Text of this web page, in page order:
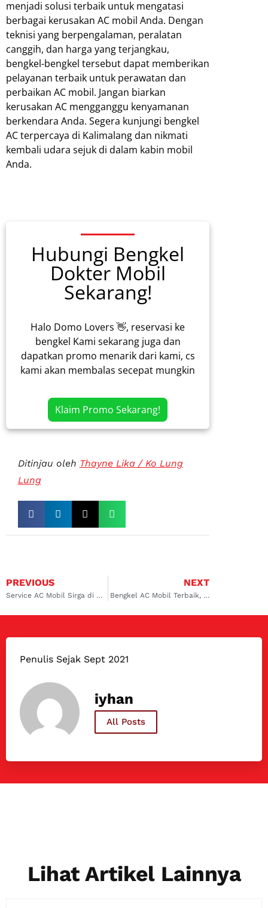
menjadi solusi terbaik untuk mengatasi
berbagai kerusakan AC mobil Anda. Dengan
teknisi yang berpengalaman, peralatan
canggih, dan harga yang terjangkau,
bengkel-bengkel tersebut dapat memberikan
pelayanan terbaik untuk perawatan dan
perbaikan AC mobil. Jangan biarkan
kerusakan AC mengganggu kenyamanan
berkendara Anda. Segera kunjungi bengkel
AC terpercaya di Kalimalang dan nikmati
kembali udara sejuk di dalam kabin mobil
Anda.
Hubungi Bengkel
Dokter Mobil
Sekarang!
Halo Domo Lovers 👋, reservasi ke
bengkel Kami sekarang juga dan
dapatkan promo menarik dari kami, cs
kami akan membalas secepat mungkin
Klaim Promo Sekarang!
Ditinjau oleh Thayne Lika / Ko Lung
Lung
PREVIOUS
Service AC Mobil Sirga di Dokter Mobil Kalimalang, Ini Solusi AC Mobil Anda yang Terpercaya
NEXT
Bengkel AC Mobil Terbaik, Terkenal, dan Termurah di Surabaya Barat
Penulis Sejak Sept 2021
iyhan
All Posts
Lihat Artikel Lainnya